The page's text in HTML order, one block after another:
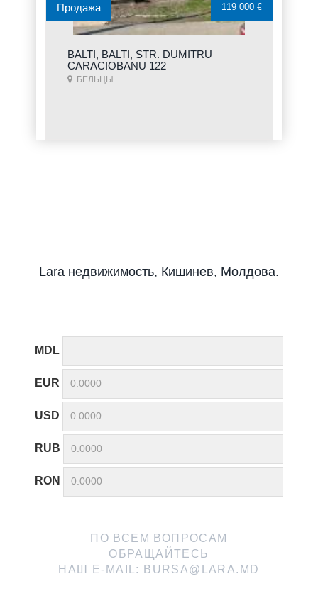
BALTI, BALTI, STR. DUMITRU
CARACIOBANU 122
БЕЛЬЦЫ
Продажа 119 000 €
Lara недвижимость, Кишинев, Молдова.
MDL
EUR
USD
RUB
RON
ПО ВСЕМ ВОПРОСАМ
ОБРАЩАЙТЕСЬ
НАШ E-MAIL:
BURSA@LARA.MD